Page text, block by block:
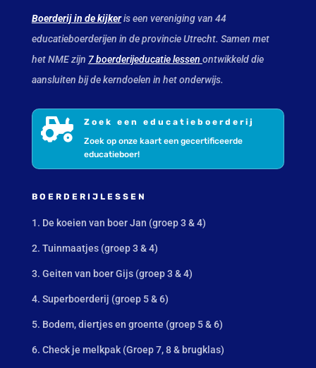
Boerderij in de kijkeris een vereniging van 44
educatieboerderijen in de provincie Utrecht. Samen met
het NME zijn 7 boerderijeducatie lessen ontwikkeld die
aansluiten bij de kerndoelen in het onderwijs.

Zoek een educatieboerderij
Zoek op onze kaart een gecertificeerde
educatieboer!
BOERDERIJLESSEN
1. De koeien van boer Jan (groep 3 & 4)
2. Tuinmaatjes (groep 3 & 4)
3. Geiten van boer Gijs (groep 3 & 4)
4. Superboerderij (groep 5 & 6)
5. Bodem, diertjes en groente (groep 5 & 6)
6. Check je melkpak (Groep 7, 8 & brugklas)